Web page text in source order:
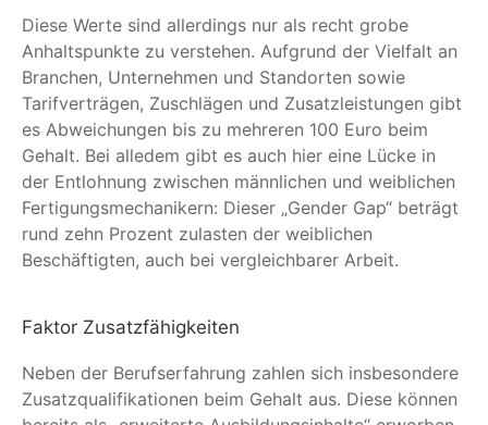
Diese Werte sind allerdings nur als recht grobe
Anhaltspunkte zu verstehen. Aufgrund der Vielfalt an
Branchen, Unternehmen und Standorten sowie
Tarifverträgen, Zuschlägen und Zusatzleistungen gibt
es Abweichungen bis zu mehreren 100 Euro beim
Gehalt. Bei alledem gibt es auch hier eine Lücke in
der Entlohnung zwischen männlichen und weiblichen
Fertigungsmechanikern: Dieser „Gender Gap“ beträgt
rund zehn Prozent zulasten der weiblichen
Beschäftigten, auch bei vergleichbarer Arbeit.
Faktor Zusatzfähigkeiten
Neben der Berufserfahrung zahlen sich insbesondere
Zusatzqualifikationen beim Gehalt aus. Diese können